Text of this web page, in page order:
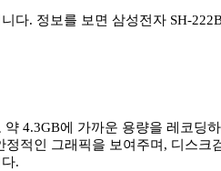
다. 정보를 보면 삼성전자 SH-
4.3GB에 가까운 용량을 레코딩
정적인 그래픽을 보여주며, 디스크
.